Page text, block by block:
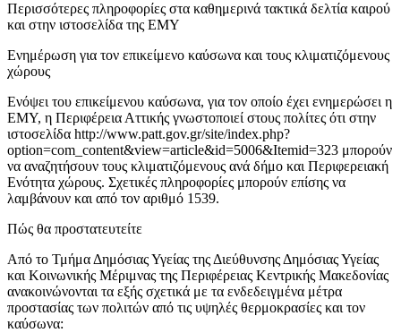
Περισσότερες πληροφορίες στα καθημερινά τακτικά δελτία καιρού
και στην ιστοσελίδα της ΕΜΥ
Ενημέρωση για τον επικείμενο καύσωνα και τους κλιματιζόμενους
χώρους
Ενόψει του επικείμενου καύσωνα, για τον οποίο έχει ενημερώσει η
ΕΜΥ, η Περιφέρεια Αττικής γνωστοποιεί στους πολίτες ότι στην
ιστοσελίδα http://www.patt.gov.gr/site/index.php?
option=com_content&view=article&id=5006&Itemid=323 μπορούν
να αναζητήσουν τους κλιματιζόμενους ανά δήμο και Περιφερειακή
Ενότητα χώρους. Σχετικές πληροφορίες μπορούν επίσης να
λαμβάνουν και από τον αριθμό 1539.
Πώς θα προστατευτείτε
Από το Τμήμα Δημόσιας Υγείας της Διεύθυνσης Δημόσιας Υγείας
και Κοινωνικής Μέριμνας της Περιφέρειας Κεντρικής Μακεδονίας
ανακοινώνονται τα εξής σχετικά με τα ενδεδειγμένα μέτρα
προστασίας των πολιτών από τις υψηλές θερμοκρασίες και τον
καύσωνα: